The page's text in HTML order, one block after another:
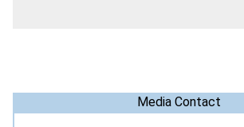
Media Contact